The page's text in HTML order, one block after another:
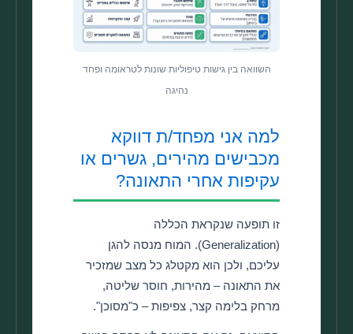
השוואה בין גישות טיפוליות שונות לטראומה ופחד
נהיגה
למה אני מפחד/ת דווקא
מכבישים מהירים, גשרים או
עקיפות אחרי התאונה?
זו תופעה שנקראת הכללה
(Generalization). המוח מנסה להגן
עליכם, ולכן הוא מקטלג כל מצב שמזכיר
את התאונה – מהירות, חוסר שליטה,
מרחק בלימה קצר, צפיפות – כ"מסוכן".